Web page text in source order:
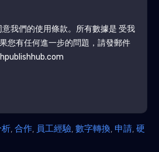
我們的使用條款。所有數據是 受我
您有任何進一步的問題，請發郵件
合作 員工經驗 數字轉換 申請 硬